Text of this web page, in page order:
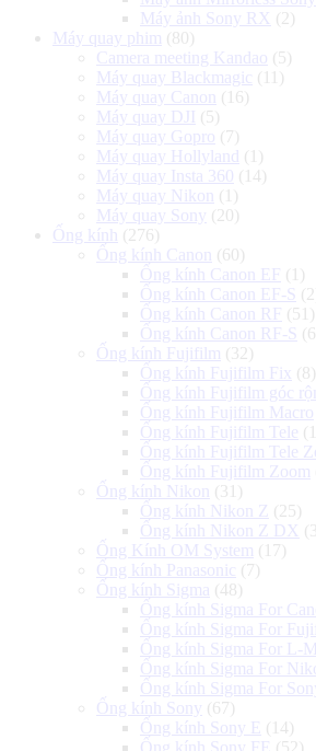
Máy ảnh Sony RX (2)
Máy quay phim (80)
Camera meeting Kandao (5)
Máy quay Blackmagic (11)
Máy quay Canon
(16)
Máy quay DJI (5)
Máy quay Gopro (7)
Máy quay Hollyland
(1)
Máy quay Insta 360 (14)
Máy quay Nikon
(1)
Máy quay Sony (20)
Ống kính
(276)
Ống kính Canon
(60)
Ống kính Canon EF
(1)
Ống kính Canon EF-S
Ống kính Canon RF
(51)
Ống kính Canon RF-S
Ống kính Fujifilm (32)
Ống kính Fujifilm Fix (8)
Ống kính Fujifilm góc
Ống kính Fujifilm Macro
Ống kính Fujifilm Tele
Ống kính Fujifilm Tele
Ống kính Fujifilm Zoom
Ống kính Nikon
(31)
Ống kính Nikon Z (25)
Ống kính Nikon Z DX
Ống Kính OM System (17)
Ống kính Panasonic (7)
Ống kính Sigma (48)
Ống kính Sigma For
Ống kính Sigma For
Ống kính Sigma For L-
Ống kính Sigma For
Ống kính Sigma For
Ống kính Sony (67)
Ống kính Sony E
(14)
Ống kính Sony FE
(52)